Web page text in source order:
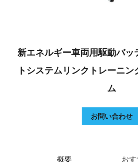
新エネルギー車両用駆動バッ
トシステムリンクトレーニ
ム
お問い合わせ
概要 お